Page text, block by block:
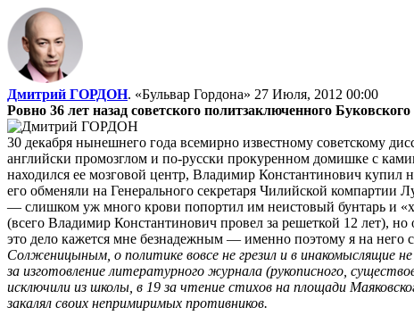
Дмитрий ГОРДОН. «Бульвар Гордона» 27 Июля, 2012 00:00
Ровно 36 лет назад советского политзаключенного
30 декабря нынешнего года всемирно известному советскому
английски промозглом и по-русски прокуренном домишке с
находился ее мозговой центр, Владимир Константинович купил
его обменяли на Генерального секретаря Чилийской
— слишком уж много крови попортил им неистовый бунтарь и
(всего Владимир Константинович провел за решеткой 12 лет),
это дело кажется мне безнадежным — именно поэтому я на
Солженицыным, о политике вовсе не грезил и в инакомыслящие
за изготовление литературного журнала (рукописного,
исключили из школы, в 19 за чтение стихов на площади
закалял своих непримиримых противников.